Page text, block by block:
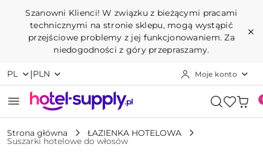
Przejdź do treści głównej
Przejdź do wyszukiwarki
Przejdź do moje konto
Przejdź do menu głównego
Przejdź do opisu produktu
Przejdź do stopki
Szanowni Klienci! W związku z bieżącymi pracami
technicznymi na stronie sklepu, mogą wystąpić
przejściowe problemy z jej funkcjonowaniem. Za
niedogodności z góry przepraszamy.
PL |PLN Moje konto
Strona główna ŁAZIENKA HOTELOWA
Suszarki hotelowe do włosów